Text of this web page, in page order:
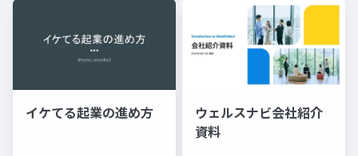
イケてる起業の進め方
ウェルスナビ会社紹介
資料